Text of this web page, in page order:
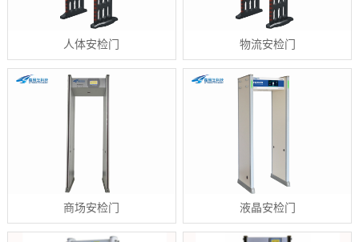
人体安检门 物流安检门
商场安检门 液晶安检门